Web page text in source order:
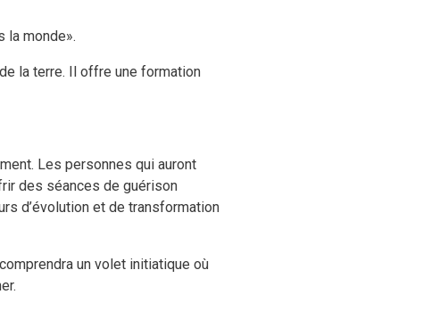
la monde».
la terre. Il offre une formation
Les personnes qui auront
des séances de guérison
d’évolution et de transformation
un volet initiatique où